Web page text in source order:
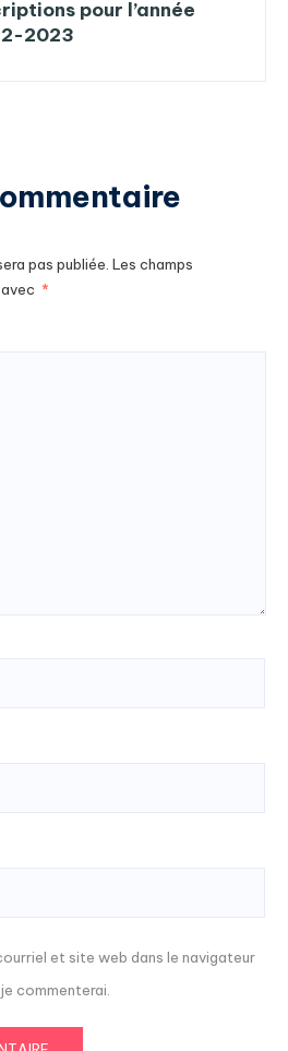
pour l’année
2023
pas publiée. Les champs
*
et site web dans le navigateur
commenterai.